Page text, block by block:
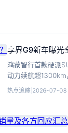
享界G9新车曝光
鸿蒙智行首款硬派
动力续航超
热点追踪 2026-07-08